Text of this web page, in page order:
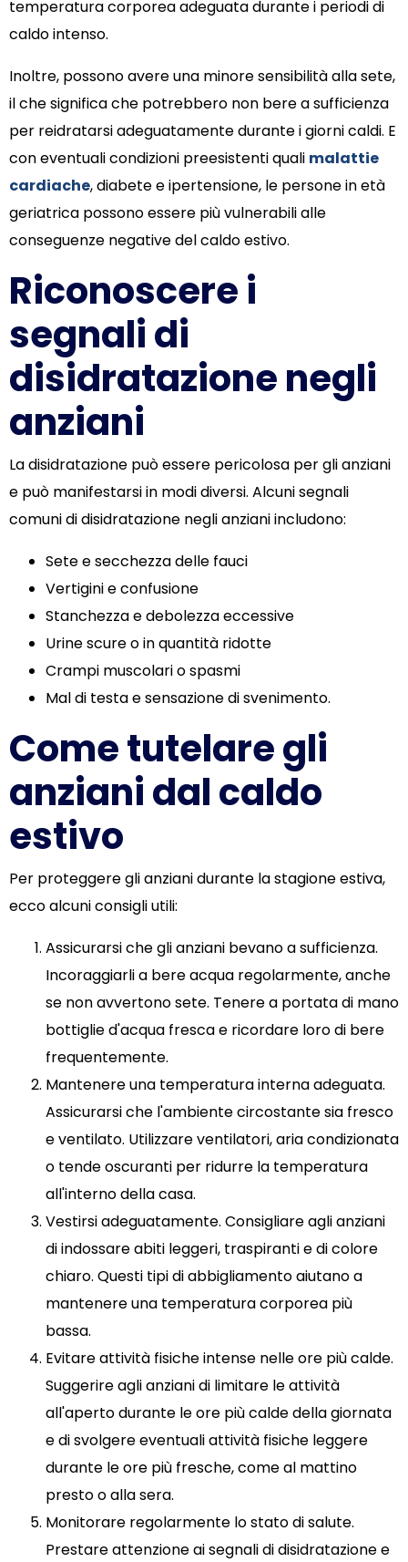
temperatura corporea adeguata durante i periodi di
caldo intenso.
Inoltre, possono avere una minore sensibilità alla sete,
il che significa che potrebbero non bere a sufficienza
per reidratarsi adeguatamente durante i giorni caldi. E
con eventuali condizioni preesistenti quali malattie
cardiache, diabete e ipertensione, le persone in età
geriatrica possono essere più vulnerabili alle
conseguenze negative del caldo estivo.
Riconoscere i
segnali di
disidratazione negli
anziani
La disidratazione può essere pericolosa per gli anziani
e può manifestarsi in modi diversi. Alcuni segnali
comuni di disidratazione negli anziani includono:
Sete e secchezza delle fauci
Vertigini e confusione
Stanchezza e debolezza eccessive
Urine scure o in quantità ridotte
Crampi muscolari o spasmi
Mal di testa e sensazione di svenimento.
Come tutelare gli
anziani dal caldo
estivo
Per proteggere gli anziani durante la stagione estiva,
ecco alcuni consigli utili:
Assicurarsi che gli anziani bevano a sufficienza.
Incoraggiarli a bere acqua regolarmente, anche
se non avvertono sete. Tenere a portata di mano
bottiglie d'acqua fresca e ricordare loro di bere
frequentemente.
Mantenere una temperatura interna adeguata.
Assicurarsi che l'ambiente circostante sia fresco
e ventilato. Utilizzare ventilatori, aria condizionata
o tende oscuranti per ridurre la temperatura
all'interno della casa.
Vestirsi adeguatamente. Consigliare agli anziani
di indossare abiti leggeri, traspiranti e di colore
chiaro. Questi tipi di abbigliamento aiutano a
mantenere una temperatura corporea più
bassa.
Evitare attività fisiche intense nelle ore più calde.
Suggerire agli anziani di limitare le attività
all'aperto durante le ore più calde della giornata
e di svolgere eventuali attività fisiche leggere
durante le ore più fresche, come al mattino
presto o alla sera.
Monitorare regolarmente lo stato di salute.
Prestare attenzione ai segnali di disidratazione e